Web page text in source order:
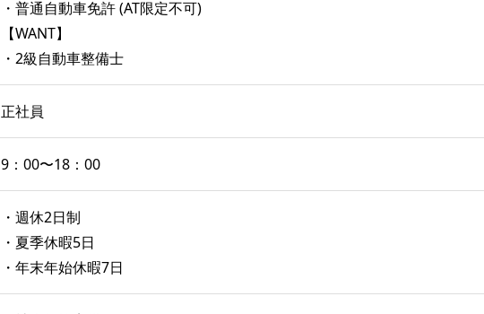
・普通自動車免許 (AT限定不可)
【WANT】
・2級自動車整備士
正社員
9：00〜18：00
・週休2日制
・夏季休暇5日
・年末年始休暇7日